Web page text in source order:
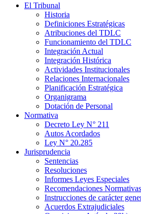
El Tribunal
Historia
Definiciones Estratégicas
Atribuciones del TDLC
Funcionamiento del TDLC
Integración Actual
Integración Histórica
Actividades Institucionales
Relaciones Internacionales
Planificación Estratégica
Organigrama
Dotación de Personal
Normativa
Decreto Ley N° 211
Autos Acordados
Ley N° 20.285
Jurisprudencia
Sentencias
Resoluciones
Informes Leyes Especiales
Recomendaciones Normativas
Instrucciones de carácter
Acuerdos Extrajudiciales